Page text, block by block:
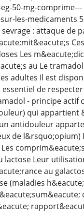
50-mg-
les-medicaments
: attaque de
Les
au Le
adultes Il est
de
- principe actif
qui appartient
antidouleur
de l&rsquo;opium)
lactose Leur
au
(maladies